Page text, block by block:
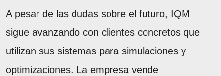
A pesar de las dudas sobre el futuro, IQM
sigue avanzando con clientes concretos que
utilizan sus sistemas para simulaciones y
optimizaciones. La empresa vende